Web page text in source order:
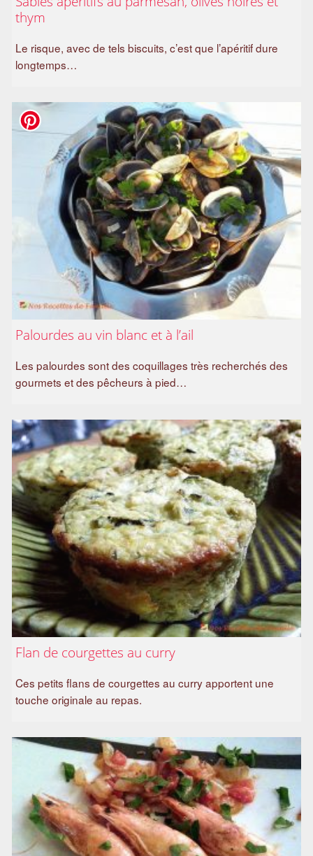
thym
Le risque, avec de tels biscuits, c’est que l’apéritif dure
longtemps…
Palourdes au vin blanc et à l’ail
Les palourdes sont des coquillages très recherchés des
gourmets et des pêcheurs à pied…
Flan de courgettes au curry
Ces petits flans de courgettes au curry apportent une
touche originale au repas.